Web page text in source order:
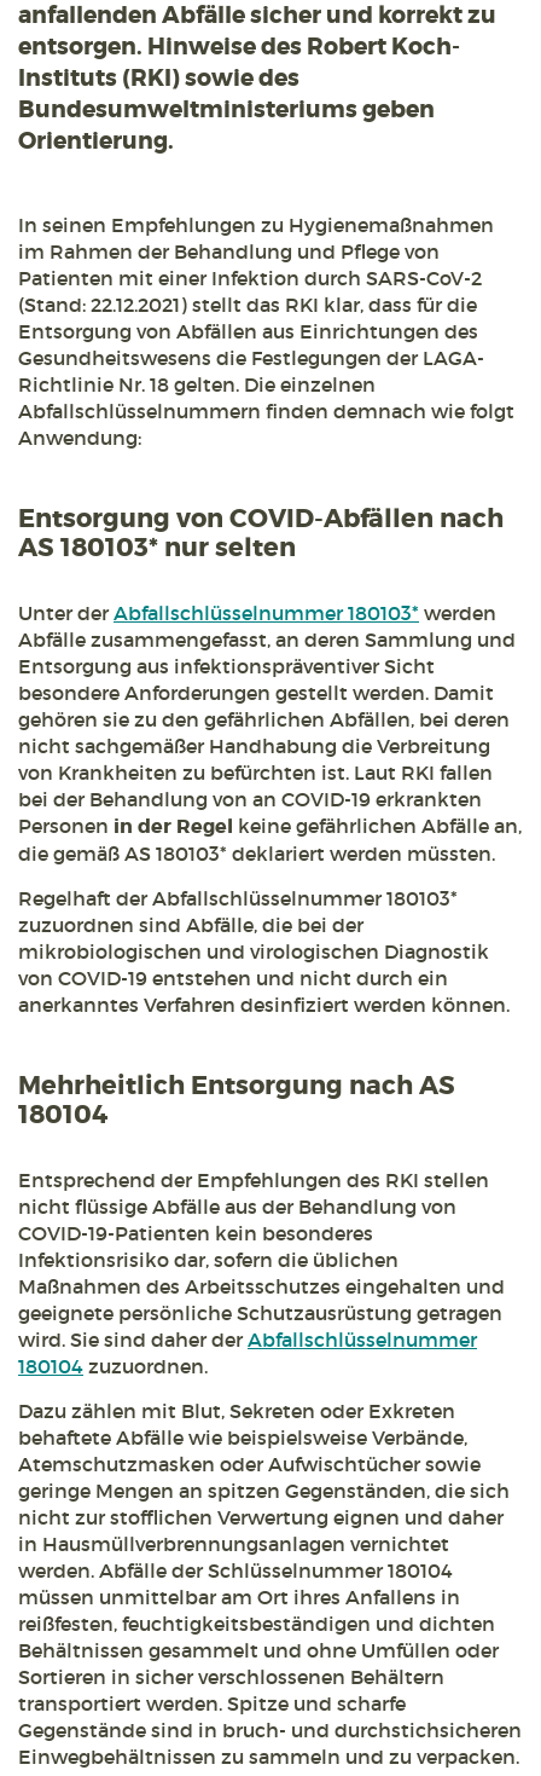
anfallenden Abfälle sicher und korrekt zu
entsorgen. Hinweise des Robert Koch-
Instituts (RKI) sowie des
Bundesumweltministeriums geben
Orientierung.
In seinen Empfehlungen zu Hygienemaßnahmen
im Rahmen der Behandlung und Pflege von
Patienten mit einer Infektion durch SARS-CoV-2
(Stand: 22.12.2021) stellt das RKI klar, dass für die
Entsorgung von Abfällen aus Einrichtungen des
Gesundheitswesens die Festlegungen der LAGA-
Richtlinie Nr. 18 gelten. Die einzelnen
Abfallschlüsselnummern finden demnach wie folgt
Anwendung:
Entsorgung von COVID-Abfällen nach
AS 180103* nur selten
Unter derAbfallschlüsselnummer 180103* werden
Abfälle zusammengefasst, an deren Sammlung und
Entsorgung aus infektionspräventiver Sicht
besondere Anforderungen gestellt werden. Damit
gehören sie zu den gefährlichen Abfällen, bei deren
nicht sachgemäßer Handhabung die Verbreitung
von Krankheiten zu befürchten ist. Laut RKI fallen
bei der Behandlung von an COVID-19 erkrankten
Personen in der Regel keine gefährlichen Abfälle an,
die gemäß AS 180103* deklariert werden müssten.
Regelhaft der Abfallschlüsselnummer 180103*
zuzuordnen sind Abfälle, die bei der
mikrobiologischen und virologischen Diagnostik
von COVID-19 entstehen und nicht durch ein
anerkanntes Verfahren desinfiziert werden können.
Mehrheitlich Entsorgung nach AS
180104
Entsprechend der Empfehlungen des RKI stellen
nicht flüssige Abfälle aus der Behandlung von
COVID-19-Patienten kein besonderes
Infektionsrisiko dar, sofern die üblichen
Maßnahmen des Arbeitsschutzes eingehalten und
geeignete persönliche Schutzausrüstung getragen
wird. Sie sind daher derAbfallschlüsselnummer
180104 zuzuordnen.
Dazu zählen mit Blut, Sekreten oder Exkreten
behaftete Abfälle wie beispielsweise Verbände,
Atemschutzmasken oder Aufwischtücher sowie
geringe Mengen an spitzen Gegenständen, die sich
nicht zur stofflichen Verwertung eignen und daher
in Hausmüllverbrennungsanlagen vernichtet
werden. Abfälle der Schlüsselnummer 180104
müssen unmittelbar am Ort ihres Anfallens in
reißfesten, feuchtigkeitsbeständigen und dichten
Behältnissen gesammelt und ohne Umfüllen oder
Sortieren in sicher verschlossenen Behältern
transportiert werden. Spitze und scharfe
Gegenstände sind in bruch- und durchstichsicheren
Einwegbehältnissen zu sammeln und zu verpacken.